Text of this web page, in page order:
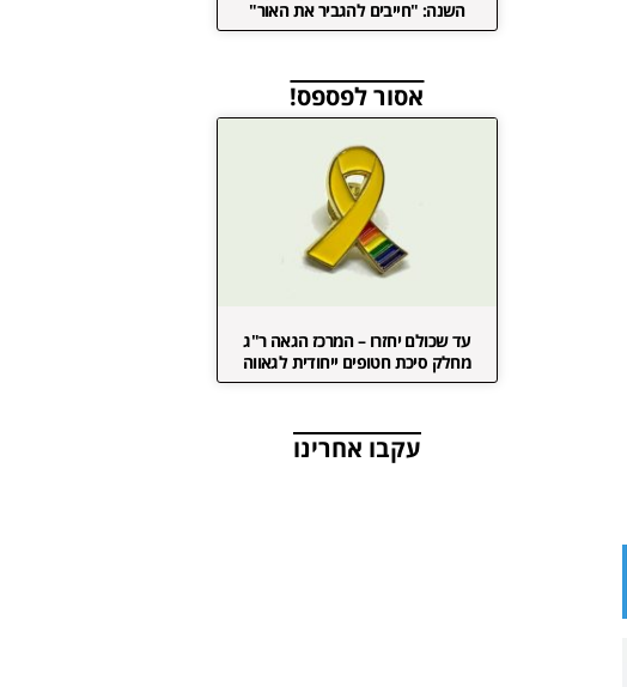
השנה: "חייבים להגביר את האור"
אסור לפספס!
עד שכולם יחזרו – המרכז הגאה ר"ג
מחלק סיכת חטופים ייחודית לגאווה
עקבו אחרינו